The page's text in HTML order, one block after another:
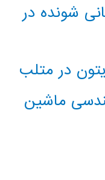
شونده در
در متلب
ماشین